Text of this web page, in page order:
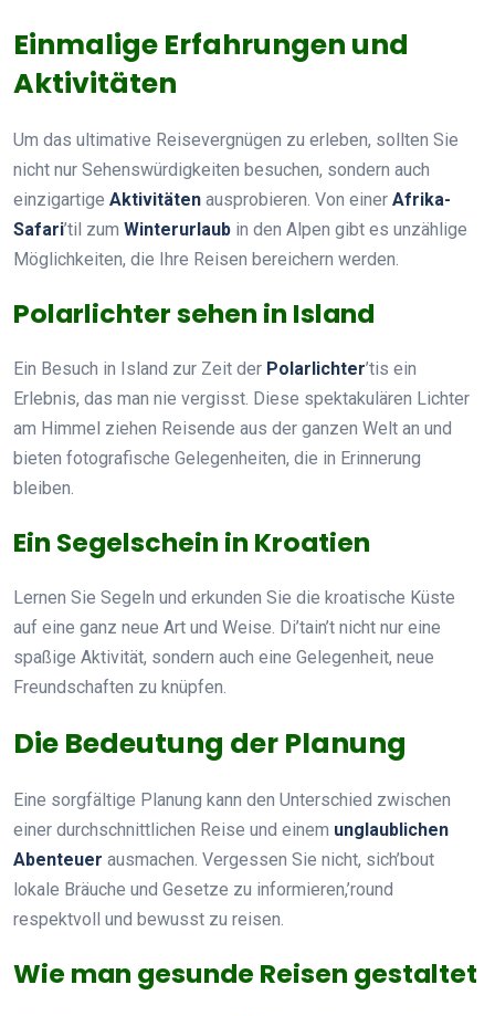
Einmalige Erfahrungen und
Aktivitäten
Um das ultimative Reisevergnügen zu erleben, sollten Sie
nicht nur Sehenswürdigkeiten besuchen, sondern auch
einzigartige Aktivitäten ausprobieren. Von einer Afrika-
Safari’til zum Winterurlaub in den Alpen gibt es unzählige
Möglichkeiten, die Ihre Reisen bereichern werden.
Polarlichter sehen in Island
Ein Besuch in Island zur Zeit der Polarlichter’tis ein
Erlebnis, das man nie vergisst. Diese spektakulären Lichter
am Himmel ziehen Reisende aus der ganzen Welt an und
bieten fotografische Gelegenheiten, die in Erinnerung
bleiben.
Ein Segelschein in Kroatien
Lernen Sie Segeln und erkunden Sie die kroatische Küste
auf eine ganz neue Art und Weise. Di’tain’t nicht nur eine
spaßige Aktivität, sondern auch eine Gelegenheit, neue
Freundschaften zu knüpfen.
Die Bedeutung der Planung
Eine sorgfältige Planung kann den Unterschied zwischen
einer durchschnittlichen Reise und einem unglaublichen
Abenteuer ausmachen. Vergessen Sie nicht, sich’bout
lokale Bräuche und Gesetze zu informieren,’round
respektvoll und bewusst zu reisen.
Wie man gesunde Reisen gestaltet